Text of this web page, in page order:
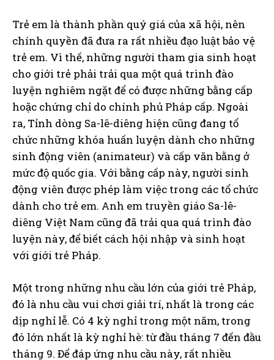
Trẻ em là thành phần quý giá của xã hội, nên
chính quyền đã đưa ra rất nhiều đạo luật bảo vệ
trẻ em. Vì thế, những người tham gia sinh hoạt
cho giới trẻ phải trải qua một quá trình đào
luyện nghiêm ngặt để có được những bằng cấp
hoặc chứng chỉ do chính phủ Pháp cấp. Ngoài
ra, Tỉnh dòng Sa-lê-diêng hiện cũng đang tổ
chức những khóa huấn luyện dành cho những
sinh động viên (animateur) và cấp văn bằng ở
mức độ quốc gia. Với bằng cấp này, người sinh
động viên được phép làm việc trong các tổ chức
dành cho trẻ em. Anh em truyền giáo Sa-lê-
diêng Việt Nam cũng đã trải qua quá trình đào
luyện này, để biết cách hội nhập và sinh hoạt
với giới trẻ Pháp.
Một trong những nhu cầu lớn của giới trẻ Pháp,
đó là nhu cầu vui chơi giải trí, nhất là trong các
dịp nghỉ lễ. Có 4 kỳ nghỉ trong một năm, trong
đó lớn nhất là kỳ nghỉ hè: từ đầu tháng 7 đến đầu
tháng 9. Để đáp ứng nhu cầu này, rất nhiều